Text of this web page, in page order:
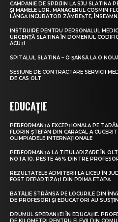
CAMPANIE DE SPRIJIN LA SJU SLATINA
ȘI MAMELE LOR. MANAGERUL COSMIN
LÂNGĂ INCUBATOR ZÂMBEȘTE,
INSTRUIRE PENTRU PERSONALUL
URGENȚĂ SLATINA ÎN DOMENIUL
ACUȚI
SPITALUL SLATINA – O ȘANSĂ LA O
SESIUNE DE CONTRACTARE SERVICII
DE CAS OLT
EDUCAȚIE
PERFORMANȚĂ EXCEPȚIONALĂ PE
FLORIN ȘTEFAN DIN CARACAL A
OLIMPIADELE INTERNAȚIONALE
PERFORMANȚĂ LA TITULARIZARE ÎN
NOTA 10. PESTE 46% DINTRE
REZULTATELE ADMITERII LA LICEU ÎN
FOST REPARTIZAȚI DIN PRIMA ETAPĂ
BĂTĂLIE STRÂNSĂ PE LOCURILE DIN
DE PROFESORI ȘI EDUCATORI AU
DRUMUL SPERANȚEI ÎN EDUCAȚIE.